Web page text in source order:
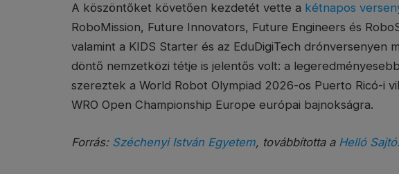
A köszöntőket követően kezdetét vette a kétnapos
RoboMission, Future Innovators, Future Engineers és
valamint a KIDS Starter és az EduDigiTech drónversenyen
döntő nemzetközi tétje is jelentős volt: a
szereztek a World Robot Olympiad 2026-os Puerto Ricó-i
WRO Open Championship Europe európai bajnokságra.
Forrás: Széchenyi István Egyetem, továbbította a Helló